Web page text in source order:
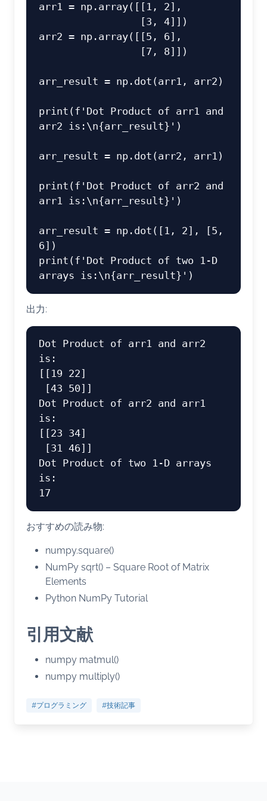
arr1 = np.array([[1, 2],
arr2 = np.array([[5, 6],
arr_result = np.dot(arr1, arr2)
print(f'Dot Product of arr1 and
arr2 is:\n{arr_result}')
arr_result = np.dot(arr2, arr1)
print(f'Dot Product of arr2 and
arr1 is:\n{arr_result}')
arr_result = np.dot([1, 2], [5,
6])
print(f'Dot Product of two 1-D
出力:
Dot Product of arr1 and arr2
is:
[[19 22]
Dot Product of arr2 and arr1
is:
[[23 34]
Dot Product of two 1-D arrays
is:
おすすめの読み物:
numpy.square()
NumPy sqrt() – Square Root of Matrix
Elements
Python NumPy Tutorial
引用文献
numpy matmul()
numpy multiply()
#プログラミング #技術記事